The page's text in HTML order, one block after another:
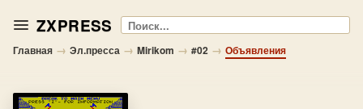
ZXPRESS Поиск
Главная → Эл.пресса → Mirikom → #02 → Объявления